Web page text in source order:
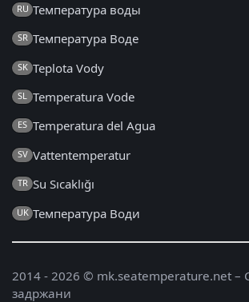
RU Температура воды
SR Температура Воде
SK Teplota Vody
SL Temperatura Vode
ES Temperatura del Agua
SV Vattentemperatur
TR Su Sıcaklığı
UK Температура Води
2014 - 2026 © mk.seatemperature.net –
задржани